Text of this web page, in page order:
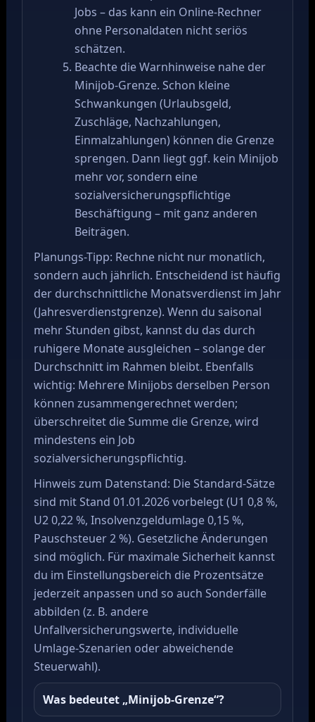
Jobs – das kann ein Online-Rechner
ohne Personaldaten nicht seriös
schätzen.
Beachte die Warnhinweise nahe der
Minijob-Grenze. Schon kleine
Schwankungen (Urlaubsgeld,
Zuschläge, Nachzahlungen,
Einmalzahlungen) können die Grenze
sprengen. Dann liegt ggf. kein Minijob
mehr vor, sondern eine
sozialversicherungspflichtige
Beschäftigung – mit ganz anderen
Beiträgen.
Planungs-Tipp: Rechne nicht nur monatlich,
sondern auch jährlich. Entscheidend ist häufig
der durchschnittliche Monatsverdienst im Jahr
(Jahresverdienstgrenze). Wenn du saisonal
mehr Stunden gibst, kannst du das durch
ruhigere Monate ausgleichen – solange der
Durchschnitt im Rahmen bleibt. Ebenfalls
wichtig: Mehrere Minijobs derselben Person
können zusammengerechnet werden;
überschreitet die Summe die Grenze, wird
mindestens ein Job
sozialversicherungspflichtig.
Hinweis zum Datenstand: Die Standard-Sätze
sind mit Stand 01.01.2026 vorbelegt (U1 0,8 %,
U2 0,22 %, Insolvenzgeldumlage 0,15 %,
Pauschsteuer 2 %). Gesetzliche Änderungen
sind möglich. Für maximale Sicherheit kannst
du im Einstellungsbereich die Prozentsätze
jederzeit anpassen und so auch Sonderfälle
abbilden (z. B. andere
Unfallversicherungswerte, individuelle
Umlage-Szenarien oder abweichende
Steuerwahl).
Was bedeutet „Minijob-Grenze“?